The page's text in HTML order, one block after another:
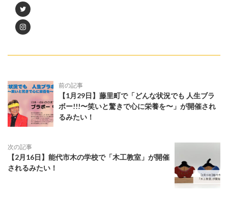
前の記事
【1月29日】藤里町で「どんな状況でも 人生ブラ
ボー!!!〜笑いと驚きで心に栄養を〜」が開催され
るみたい！
次の記事
【2月16日】能代市木の学校で「木工教室」が開催
されるみたい！